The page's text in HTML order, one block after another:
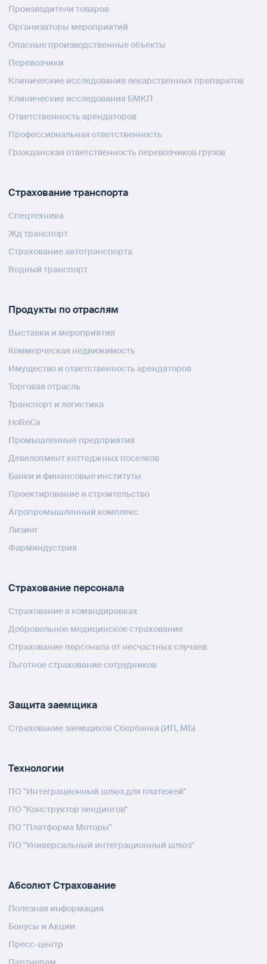
Производители товаров
Организаторы мероприятий
Опасные производственные объекты
Перевозчики
Клинические исследования лекарственных препаратов
Клинические исследования БМКП
Ответственность арендаторов
Профессиональная ответственность
Гражданская ответственность перевозчиков грузов
Страхование транспорта
Спецтехника
Жд транспорт
Страхование автотранспорта
Водный транспорт
Продукты по отраслям
Выставки и мероприятия
Коммерческая недвижимость
Имущество и ответственность арендаторов
Торговая отрасль
Транспорт и логистика
HoReCa
Промышленные предприятия
Девелопмент коттеджных поселков
Банки и финансовые институты
Проектирование и строительство
Агропромышленный комплекс
Лизинг
Фарминдустрия
Страхование персонала
Страхование в командировках
Добровольное медицинское страхование
Страхование персонала от несчастных случаев
Льготное страхование сотрудников
Защита заемщика
Страхование заемщиков Сбербанка (ИП, МБ)
Технологии
ПО "Интеграционный шлюз для платежей"
ПО "Конструктор лендингов"
ПО "Платформа Моторы"
ПО "Универсальный интеграционный шлюз"
Абсолют Страхование
Полезная информация
Бонусы и Акции
Пресс-центр